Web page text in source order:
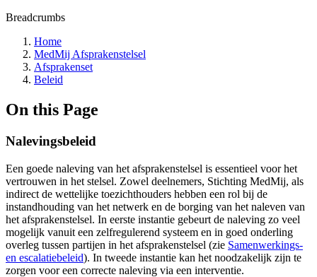
Breadcrumbs
Home
MedMij Afsprakenstelsel
Afsprakenset
Beleid
On this Page
Nalevingsbeleid
Een goede naleving van het afsprakenstelsel is essentieel voor het
vertrouwen in het stelsel. Zowel deelnemers, Stichting MedMij, als
indirect de wettelijke toezichthouders hebben een rol bij de
instandhouding van het netwerk en de borging van het naleven van
het afsprakenstelsel. In eerste instantie gebeurt de naleving zo veel
mogelijk vanuit een zelfregulerend systeem en in goed onderling
overleg tussen partijen in het afsprakenstelsel (zie Samenwerkings-
en escalatiebeleid). In tweede instantie kan het noodzakelijk zijn te
zorgen voor een correcte naleving via een interventie.